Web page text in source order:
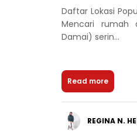
Daftar Lokasi
Mencari rumah
Damai) serin...
Read more
REGINA N.